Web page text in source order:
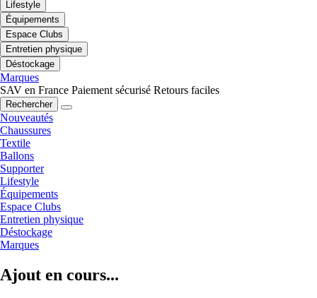
Lifestyle
Équipements
Espace Clubs
Entretien physique
Déstockage
Marques
SAV en France Paiement sécurisé Retours faciles
Rechercher
Nouveautés
Chaussures
Textile
Ballons
Supporter
Lifestyle
Équipements
Espace Clubs
Entretien physique
Déstockage
Marques
Ajout en cours...